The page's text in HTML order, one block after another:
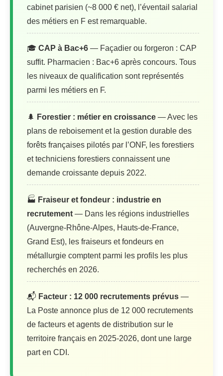
cabinet parisien (~8 000 € net), l’éventail salarial
des métiers en F est remarquable.
🎓 CAP à Bac+6 — Façadier ou forgeron : CAP
suffit. Pharmacien : Bac+6 après concours. Tous
les niveaux de qualification sont représentés
parmi les métiers en F.
🌲 Forestier : métier en croissance — Avec les
plans de reboisement et la gestion durable des
forêts françaises pilotés par l’ONF, les forestiers
et techniciens forestiers connaissent une
demande croissante depuis 2022.
🏭 Fraiseur et fondeur : industrie en
recrutement — Dans les régions industrielles
(Auvergne-Rhône-Alpes, Hauts-de-France,
Grand Est), les fraiseurs et fondeurs en
métallurgie comptent parmi les profils les plus
recherchés en 2026.
📬 Facteur : 12 000 recrutements prévus —
La Poste annonce plus de 12 000 recrutements
de facteurs et agents de distribution sur le
territoire français en 2025-2026, dont une large
part en CDI.